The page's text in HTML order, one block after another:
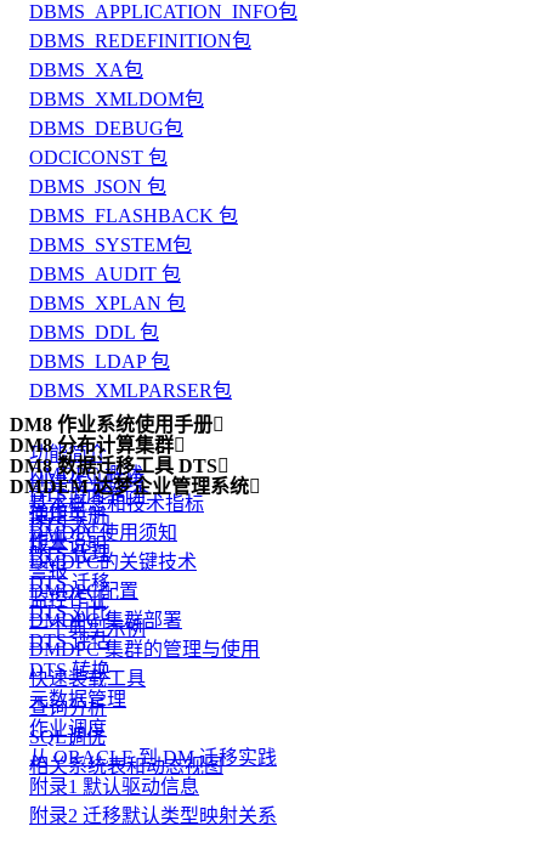
DBMS_APPLICATION_INFO包
DBMS_REDEFINITION包
DBMS_XA包
DBMS_XMLDOM包
DBMS_DEBUG包
ODCICONST 包
DBMS_JSON 包
DBMS_FLASHBACK 包
DBMS_SYSTEM包
DBMS_AUDIT 包
DBMS_XPLAN 包
DBMS_DDL 包
DBMS_LDAP 包
DBMS_XMLPARSER包
DM8 作业系统使用手册
功能简介
创建作业环境
操作员
作业
警报
监控作业
一个典型示例
DM8 分布计算集群
DMDPC 概述
基本概念和技术指标
DMDPC使用须知
DMDPC的关键技术
DMDPC配置
DMDPC 集群部署
DMDPC 集群的管理与使用
快速装载工具
查询分析
SQL调优
相关系统表和动态视图
DM8 数据迁移工具 DTS
DTS 功能简介
DTS 入门
DTS 代理
DTS 迁移
DTS 对比
DTS 评估
DTS 转换
元数据管理
作业调度
从 ORACLE 到 DM 迁移实践
附录1 默认驱动信息
附录2 迁移默认类型映射关系
DMDEM 达梦企业管理系统
使用手册
版本说明